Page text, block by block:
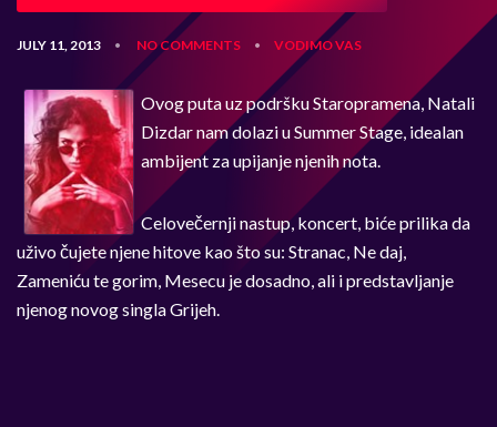
JULY 11, 2013 • NO COMMENTS • VODIMO VAS
Ovog puta uz podršku Staropramena, Natali
Dizdar nam dolazi u Summer Stage, idealan
ambijent za upijanje njenih nota.
Celovečernji nastup, koncert, biće prilika da
uživo čujete njene hitove kao što su: Stranac, Ne daj,
Zameniću te gorim, Mesecu je dosadno, ali i predstavljanje
njenog novog singla Grijeh.